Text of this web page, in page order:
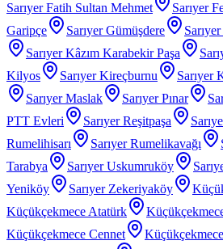
Sarıyer Fatih Sultan Mehmet
Sarıyer
Garipçe
Sarıyer Gümüşdere
Sarıyer Kâzım Karabekir Paşa
Kilyos
Sarıyer Kireçburnu Sarıyer
Sarıyer Maslak
Sarıyer Pınar
PTT Evleri
Sarıyer Reşitpaşa
Rumelihisarı
Sarıyer Rumelikavağı
Tarabya
Sarıyer Uskumruköy
Yeniköy
Sarıyer Zekeriyaköy
Küçükçekmece Atatürk
Küçükçekmece Cennet